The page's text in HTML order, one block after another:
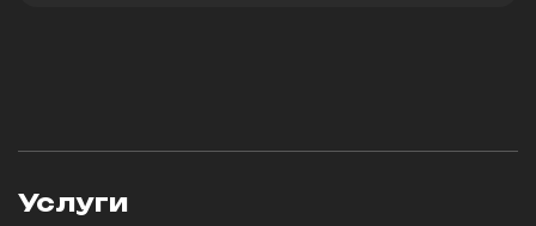
Услуги